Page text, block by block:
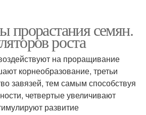
прорастания семян.
роста
на проращивание
корнеобразование, третьи
завязей, тем самым способствуя
четвертые увеличивают
развитие